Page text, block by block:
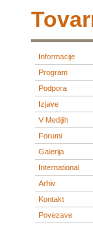
Informacije
Program
Podpora
Izjave
V Medijih
Forumi
Galerija
International
Arhiv
Kontakt
Povezave